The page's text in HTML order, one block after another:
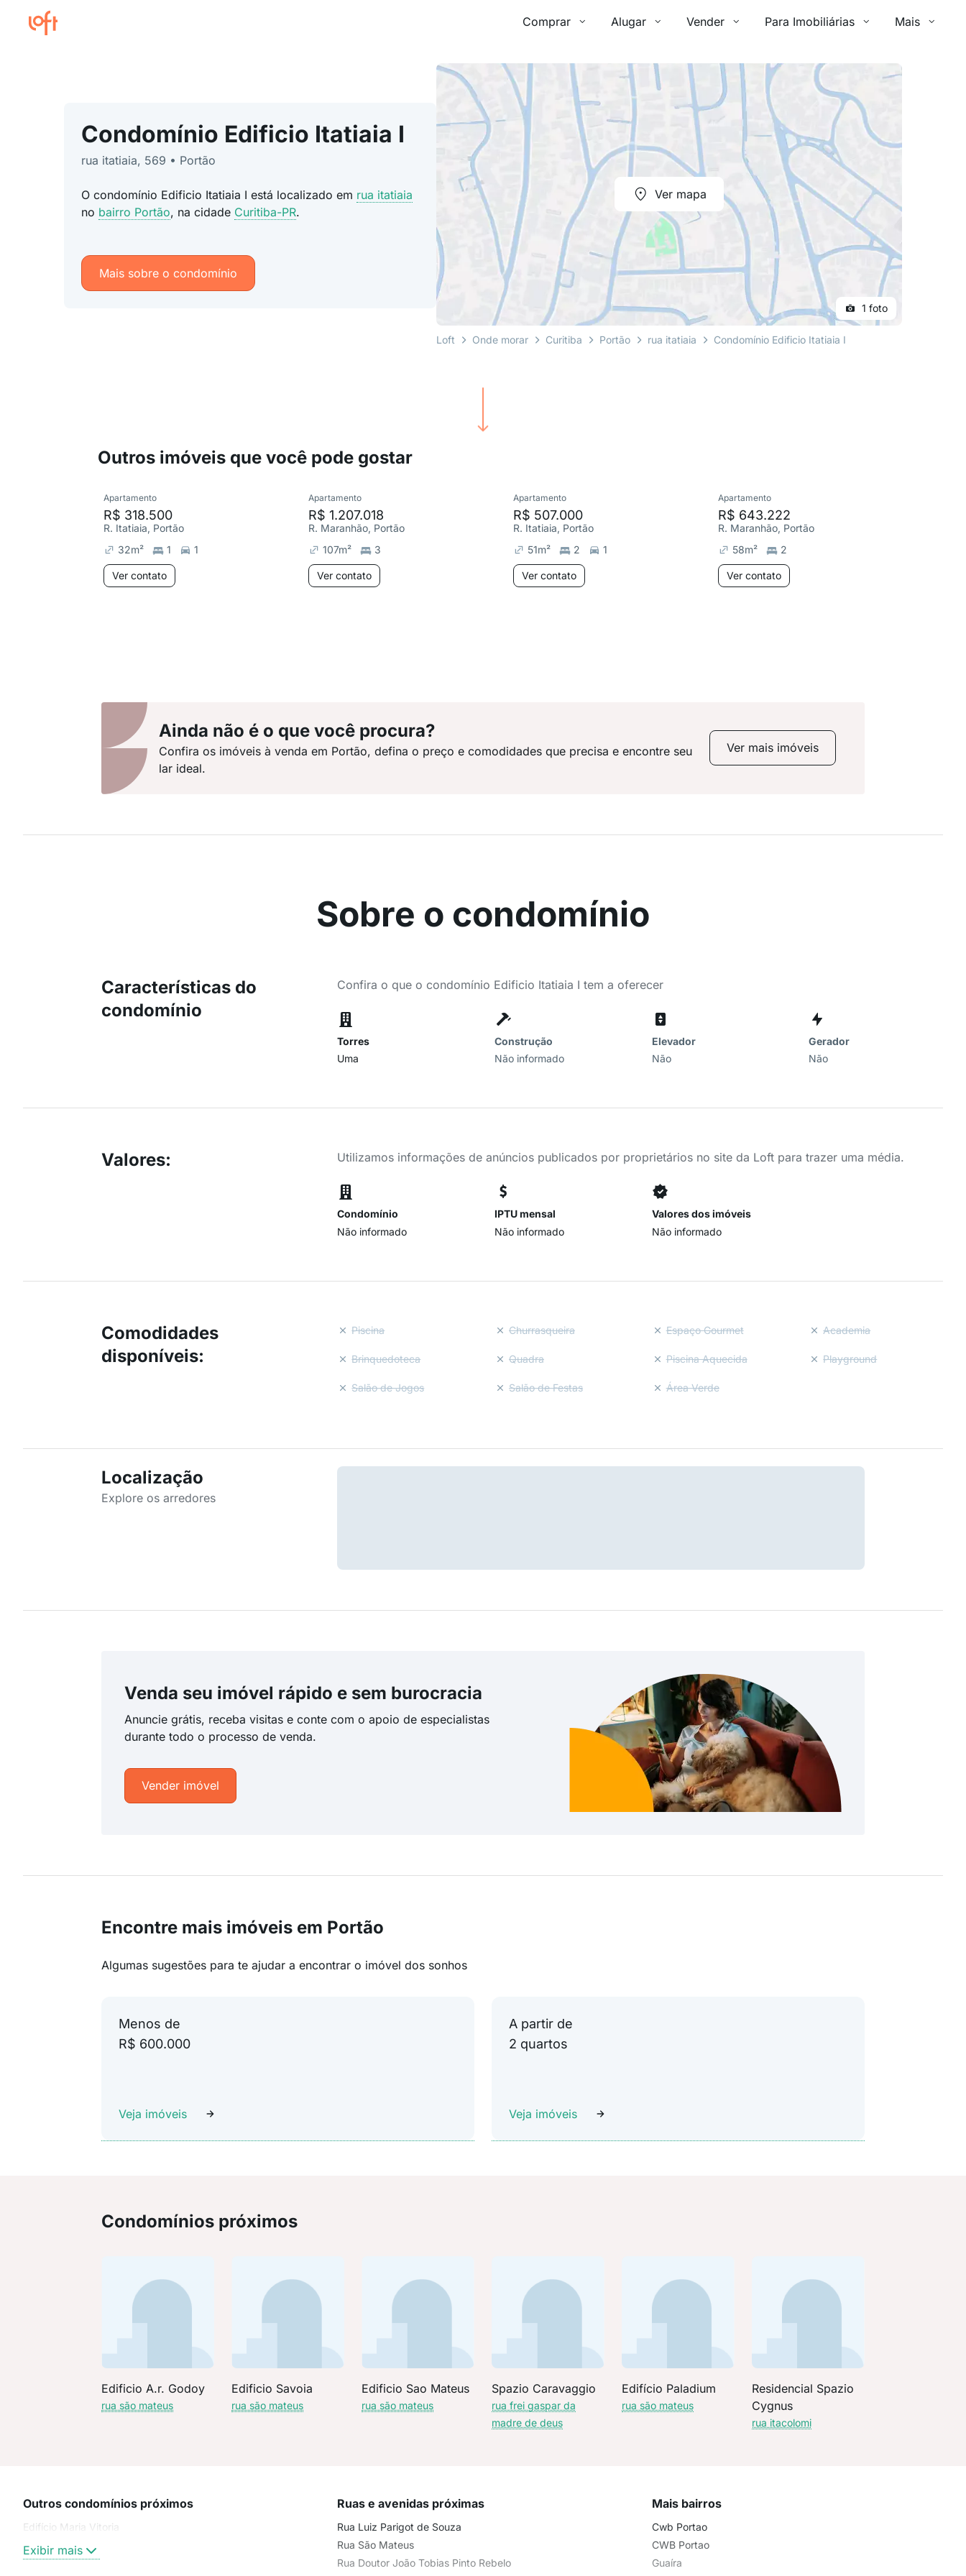
Comprar Alugar Vender Para Imobiliárias Mais
Condomínio Edificio Itatiaia I
rua itatiaia, 569 • Portão
O condomínio Edificio Itatiaia I está localizado em rua itatiaia
no bairro Portão, na cidade Curitiba-PR.
Mais sobre o condomínio
Ver mapa
1 foto
Loft Onde morar Curitiba Portão rua itatiaia Condomínio Edificio Itatiaia I
Outros imóveis que você pode gostar
Apartamento
R$ 318.500
R. Itatiaia, Portão
32m² 1 1
Ver contato
Apartamento
R$ 1.207.018
R. Maranhão, Portão
107m² 3
Ver contato
Apartamento
R$ 507.000
R. Itatiaia, Portão
51m² 2 1
Ver contato
Apartamento
R$ 643.222
R. Maranhão, Portão
58m² 2
Ver contato
Ainda não é o que você procura?
Confira os imóveis à venda em Portão, defina o preço e comodidades que precisa e encontre seu
lar ideal.
Ver mais imóveis
Sobre o condomínio
Características do
condomínio
Confira o que o condomínio Edificio Itatiaia I tem a oferecer
Torres
Uma
Construção
Não informado
Elevador
Não
Gerador
Não
Valores: Utilizamos informações de anúncios publicados por proprietários no site da Loft para trazer uma média.
Condomínio
Não informado
IPTU mensal
Não informado
Valores dos imóveis
Não informado
Comodidades
disponíveis:
Piscina Churrasqueira Espaço Gourmet Academia
Brinquedoteca Quadra Piscina Aquecida Playground
Salão de Jogos Salão de Festas Área Verde
Localização
Explore os arredores
Venda seu imóvel rápido e sem burocracia
Anuncie grátis, receba visitas e conte com o apoio de especialistas
durante todo o processo de venda.
Vender imóvel
Encontre mais imóveis em Portão
Algumas sugestões para te ajudar a encontrar o imóvel dos sonhos
Menos de
R$ 600.000
Veja imóveis
A partir de
2 quartos
Veja imóveis
Condomínios próximos
Edificio A.r. Godoy
rua são mateus
Edificio Savoia
rua são mateus
Edificio Sao Mateus
rua são mateus
Spazio Caravaggio
rua frei gaspar da
madre de deus
Edifício Paladium
rua são mateus
Residencial Spazio
Cygnus
rua itacolomi
Outros condomínios próximos
Edifício Maria Vitoria
Exibir mais
Ruas e avenidas próximas
Rua Luiz Parigot de Souza
Rua São Mateus
Rua Doutor João Tobias Pinto Rebelo
Mais bairros
Cwb Portao
CWB Portao
Guaíra